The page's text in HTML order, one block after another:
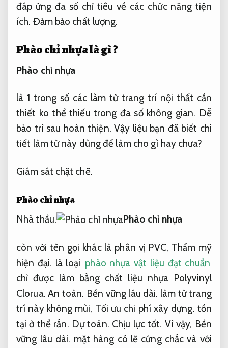
đáp ứng đa số chỉ tiêu về các chức năng tiện
ích. Đảm bảo chất lượng.
Phào chỉ nhựa là gì ?
Phào chỉ nhựa
là 1 trong số các làm từ trang trínội thất cần
thiết ko thể thiếu trong đa số không gian. Dễ
bảo trì sau hoàn thiện. Vậy liệu bạn đã biết chi
tiết làm từnày dùngđể làm cho gì hay chưa?
Giám sát chặt chẽ.
Phào chỉ nhựa
Nhà thầu. Phào chỉ nhựa
còn với tên gọi khác là phân vị PVC, Thẩm mỹ
hiện đại. là loại phào nhựa vật liệu đạt chuẩn
chỉ được làm bằng chất liệu nhựa Polyvinyl
Clorua.An toàn. Bền vững lâu dài. làm từ trang
trí này không mùi, Tối ưu chi phí xây dựng. tồn
tại ở thể rắn. Dự toán. Chịu lực tốt. Vì vậy, Bền
vững lâu dài. mặt hàng có lẽ cứng chắc và với